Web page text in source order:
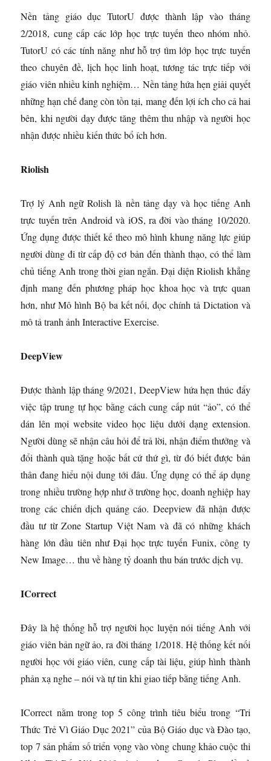
Nền tảng giáo dục TutorU được thành lập vào tháng
2/2018, cung cấp các lớp học trực tuyến theo nhóm nhỏ.
TutorU có các tính năng như hỗ trợ tìm lớp học trực tuyến
theo chuyên đề, lịch học linh hoạt, tương tác trực tiếp với
giáo viên nhiều kinh nghiệm… Nền tảng hứa hẹn giải quyết
những hạn chế đang còn tồn tại, mang đến lợi ích cho cả hai
bên, khi người dạy được tăng thêm thu nhập và người học
nhận được nhiều kiến thức bổ ích hơn.
Riolish
Trợ lý Anh ngữ Rolish là nền tảng dạy và học tiếng Anh
trực tuyến trên Android và iOS, ra đời vào tháng 10/2020.
Ứng dụng được thiết kế theo mô hình khung năng lực giúp
người dùng đi từ cấp độ cơ bản đến thành thạo, có thể làm
chủ tiếng Anh trong thời gian ngắn. Đại diện Riolish khẳng
định mang đến phương pháp học khoa học và trực quan
hơn, như Mô hình Bộ ba kết nối, đọc chính tả Dictation và
mô tả tranh ảnh Interactive Exercise.
DeepView
Được thành lập tháng 9/2021, DeepView hứa hẹn thúc đẩy
việc tập trung tự học bằng cách cung cấp nút “ảo”, có thể
dán lên mọi website video học liệu dưới dạng extension.
Người dùng sẽ nhận câu hỏi để trả lời, nhận điểm thưởng và
đổi thành quà tặng hoặc bất cứ thứ gì, từ đó biết được bản
thân đang hiểu nội dung tới đâu. Ứng dụng có thể áp dụng
trong nhiều trường hợp như ở trường học, doanh nghiệp hay
trong các chiến dịch quảng cáo. Deepview đã nhận được
đầu tư từ Zone Startup Việt Nam và đã có những khách
hàng lớn đầu tiên như Đại học trực tuyến Funix, công ty
New Image… thu về hàng tỷ doanh thu bán trước dịch vụ.
ICorrect
Đây là hệ thống hỗ trợ người học luyện nói tiếng Anh với
giáo viên bản ngữ ảo, ra đời tháng 1/2018. Hệ thống kết nối
người học với giáo viên, cung cấp tài liệu, giúp hình thành
phản xạ nghe – nói và tự tin khi giao tiếp bằng tiếng Anh.
ICorrect nằm trong top 5 công trình tiêu biểu trong “Tri
Thức Trẻ Vì Giáo Dục 2021” của Bộ Giáo dục và Đào tạo,
top 7 sản phẩm số triển vọng vào vòng chung khảo cuộc thi